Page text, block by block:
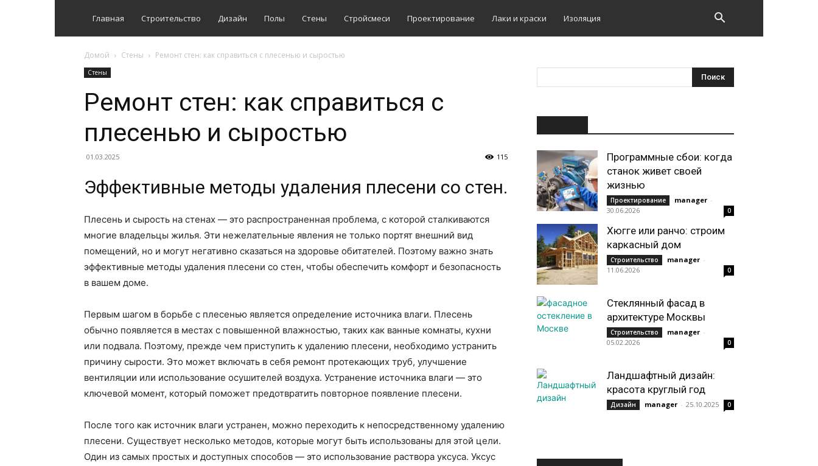
Главная Строительство Дизайн Полы Стены Стройсмеси Проектирование Лаки и краски Изоляция
Домой Стены Ремонт стен: как справиться с плесенью и сыростью
Стены
Ремонт стен: как справиться с
плесенью и сыростью
01.03.2025 115
Эффективные методы удаления плесени со стен.
Плесень и сырость на стенах — это распространенная проблема, с которой сталкиваются
многие владельцы жилья. Эти нежелательные явления не только портят внешний вид
помещений, но и могут негативно сказаться на здоровье обитателей. Поэтому важно знать
эффективные методы удаления плесени со стен, чтобы обеспечить комфорт и безопасность
в вашем доме.
Первым шагом в борьбе с плесенью является определение источника влаги. Плесень
обычно появляется в местах с повышенной влажностью, таких как ванные комнаты, кухни
или подвала. Поэтому, прежде чем приступить к удалению плесени, необходимо устранить
причину сырости. Это может включать в себя ремонт протекающих труб, улучшение
вентиляции или использование осушителей воздуха. Устранение источника влаги — это
ключевой момент, который поможет предотвратить повторное появление плесени.
После того как источник влаги устранен, можно переходить к непосредственному удалению
плесени. Существует несколько методов, которые могут быть использованы для этой цели.
Один из самых простых и доступных способов — это использование раствора уксуса. Уксус
Программные сбои: когда
станок живет своей
жизнью
Проектирование manager -
30.06.2026
0
Хюгге или ранчо: строим
каркасный дом
Строительство manager -
11.06.2026
0
Стеклянный фасад в
архитектуре Москвы
Строительство manager -
05.02.2026
0
Ландшафтный дизайн:
красота круглый год
Дизайн manager - 25.10.2025 0